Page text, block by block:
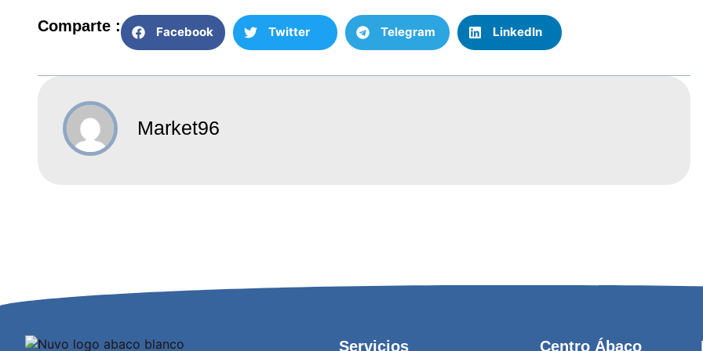
Comparte : Facebook Twitter Telegram LinkedIn
Market96
Servicios Centro Ábaco